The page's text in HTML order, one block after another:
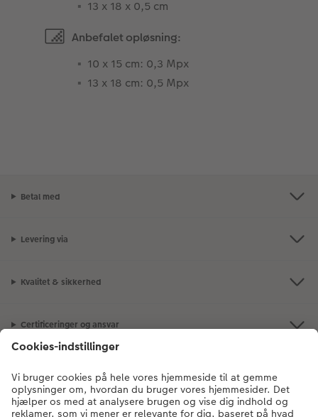
13 x 18 x 0,5 cm
Anbefalet opløsning:
10 x 15 cm: 0,3 Mpx
13 x 18 cm: 0,5 Mpx
Betal med
Levering via
Kvalitet & sikkerhed
Certificeringer og ansvar
Om os